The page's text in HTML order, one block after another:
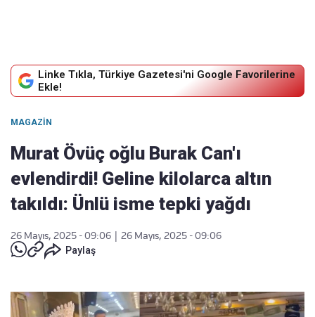
Linke Tıkla, Türkiye Gazetesi'ni Google Favorilerine
Ekle!
MAGAZIN
Murat Övüç oğlu Burak Can'ı
evlendirdi! Geline kilolarca altın
takıldı: Ünlü isme tepki yağdı
26 Mayıs, 2025 - 09:06
26 Mayıs, 2025 - 09:06
Paylaş